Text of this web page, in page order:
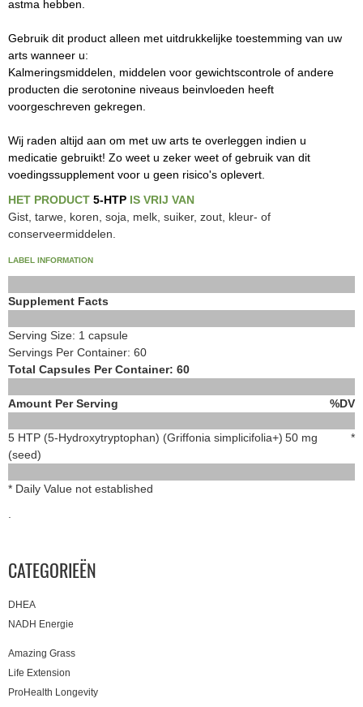
CATEGORIEËN
DHEA
NADH Energie
Amazing Grass
Life Extension
ProHealth Longevity
astma hebben.
Gebruik dit product alleen met uitdrukkelijke toestemming van uw
arts wanneer u:
Kalmeringsmiddelen, middelen voor gewichtscontrole of andere
producten die serotonine niveaus beinvloeden heeft
voorgeschreven gekregen.
Wij raden altijd aan om met uw arts te overleggen indien u
medicatie gebruikt! Zo weet u zeker weet of gebruik van dit
voedingssupplement voor u geen risico's oplevert.
HET PRODUCT 5-HTP IS VRIJ VAN
Gist, tarwe, koren, soja, melk, suiker, zout, kleur- of
conserveermiddelen.
LABEL INFORMATION
Supplement Facts
Serving Size: 1 capsule
Servings Per Container: 60
Total Capsules Per Container: 60
Amount Per Serving %DV
5 HTP (5-Hydroxytryptophan) (Griffonia simplicifolia+)
(seed)
50 mg *
* Daily Value not established
.